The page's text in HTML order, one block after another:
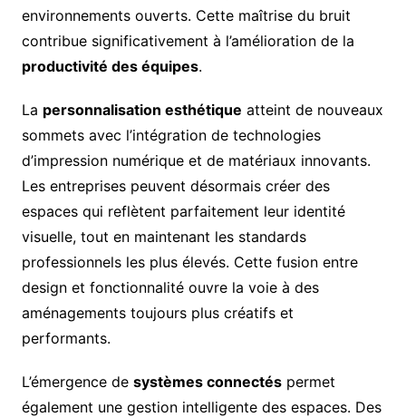
environnements ouverts. Cette maîtrise du bruit
contribue significativement à l’amélioration de la
productivité des équipes.
La personnalisation esthétique atteint de nouveaux
sommets avec l’intégration de technologies
d’impression numérique et de matériaux innovants.
Les entreprises peuvent désormais créer des
espaces qui reflètent parfaitement leur identité
visuelle, tout en maintenant les standards
professionnels les plus élevés. Cette fusion entre
design et fonctionnalité ouvre la voie à des
aménagements toujours plus créatifs et
performants.
L’émergence de systèmes connectéspermet
également une gestion intelligente des espaces. Des